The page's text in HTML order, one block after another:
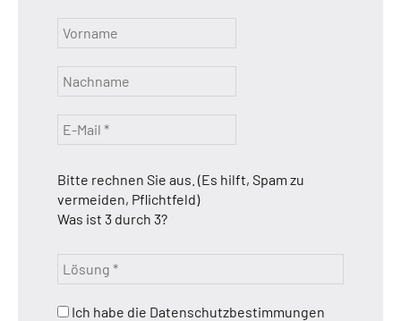
Bitte rechnen Sie aus. (Es hilft, Spam zu
vermeiden, Pflichtfeld)
Was ist 3 durch 3?
Ich habe die Datenschutzbestimmungen